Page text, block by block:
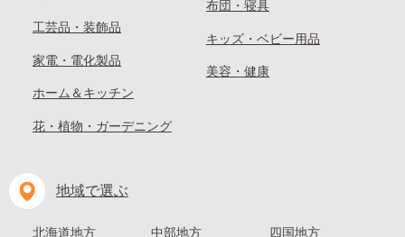
工芸品・装飾品
家電・電化製品
ホーム＆キッチン
花・植物・ガーデニング
布団・寝具
キッズ・ベビー用品
美容・健康
地域で選ぶ
北海道地方 中部地方 四国地方